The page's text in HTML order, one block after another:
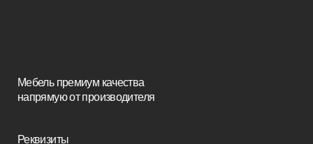
Покупателям
Мебель на заказ